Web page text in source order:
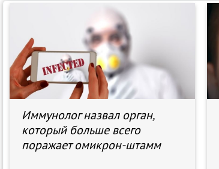
Иммунолог назвал орган,
который больше всего
поражает омикрон-штамм